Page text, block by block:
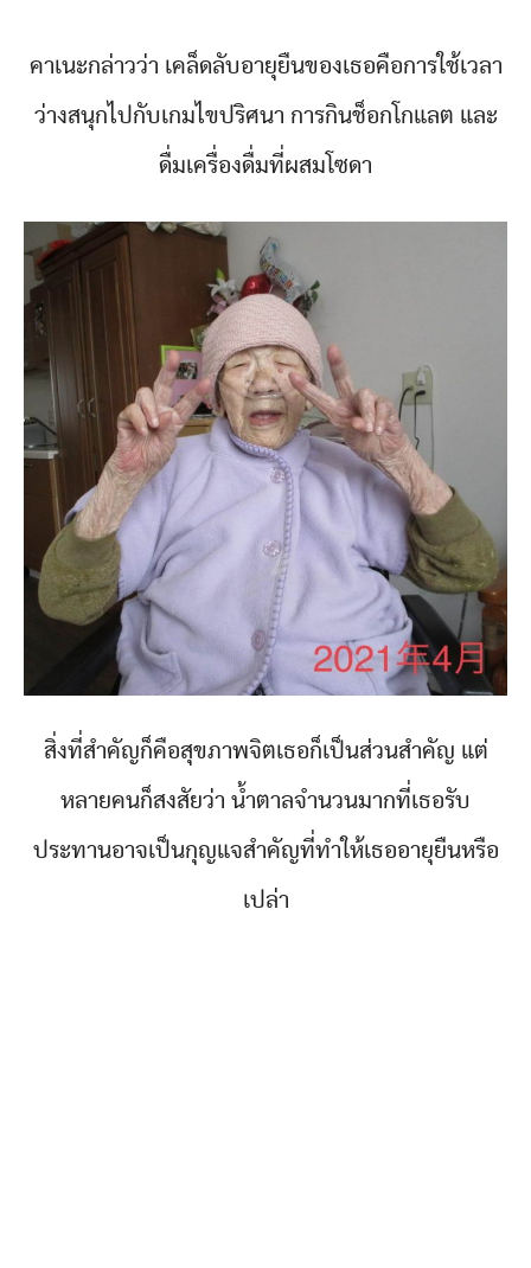
คาเนะกล่าวว่า เคล็ดลับอายุยืนของเธอคือการใช้เวลา
ว่างสนุกไปกับเกมไขปริศนา การกินช็อกโกแลต และ
ดื่มเครื่องดื่มที่ผสมโซดา
สิ่งที่สำคัญก็คือสุขภาพจิตเธอก็เป็นส่วนสำคัญ แต่
หลายคนก็สงสัยว่า น้ำตาลจำนวนมากที่เธอรับ
ประทานอาจเป็นกุญแจสำคัญที่ทำให้เธออายุยืนหรือ
เปล่า